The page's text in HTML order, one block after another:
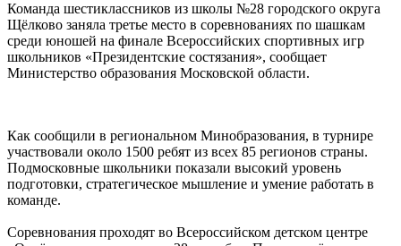
Команда шестиклассников из школы №28 городского округа
Щёлково заняла третье место в соревнованиях по шашкам
среди юношей на финале Всероссийских спортивных игр
школьников «Президентские состязания», сообщает
Министерство образования Московской области.
Как сообщили в региональном Минобразования, в турнире
участвовали около 1500 ребят из всех 85 регионов страны.
Подмосковные школьники показали высокий уровень
подготовки, стратегическое мышление и умение работать в
команде.
Соревнования проходят во Всероссийском детском центре